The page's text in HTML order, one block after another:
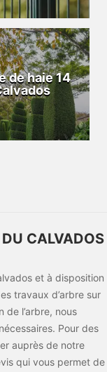
de haie 14
CALVADOS
et à disposition
travaux d’arbre sur
l’arbre, nous
Pour des
auprès de notre
qui vous permet de